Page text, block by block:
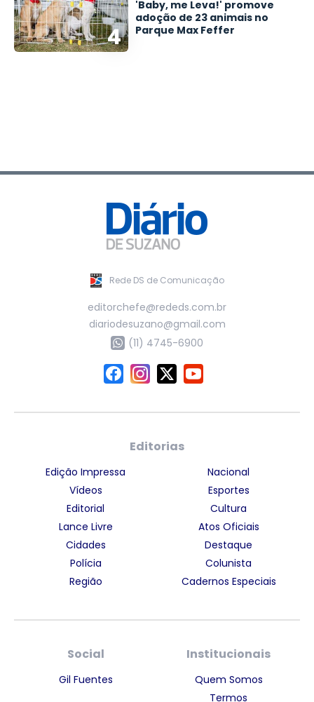
4
'Baby, me Leva!' promove
adoção de 23 animais no
Parque Max Feffer
Rede DS de Comunicação
editorchefe@rededs.com.br
diariodesuzano@gmail.com
(11) 4745-6900
Editorias
Edição Impressa
Vídeos
Editorial
Lance Livre
Cidades
Polícia
Região
Nacional
Esportes
Cultura
Atos Oficiais
Destaque
Colunista
Cadernos Especiais
Social
Gil Fuentes
Institucionais
Quem Somos
Termos